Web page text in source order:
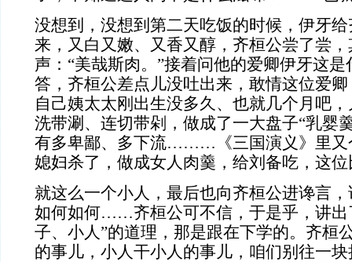
没想到，没想到第二天吃饭的时候，伊牙
来，又白又嫩、又香又醇，齐桓公尝了尝
声：“美哉斯肉。”接着问他的爱卿伊牙这
答，齐桓公差点儿没吐出来，敢情这位爱
自己姨太太刚出生没多久、也就几个月吧
洗带涮、连切带剁，做成了一大盘子“乳
有多卑鄙、多下流………《三国演义》里又
媳妇杀了，做成女人肉羹，给刘备吃，这
就这么一个小人，最后也向齐桓公进谗言
如何如何……齐桓公可不信，于是乎，讲出
子、小人”的道理，那是跟在下学的。齐桓
的事儿，小人干小人的事儿，咱们别往一